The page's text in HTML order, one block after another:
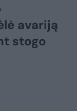
avariją
stogo